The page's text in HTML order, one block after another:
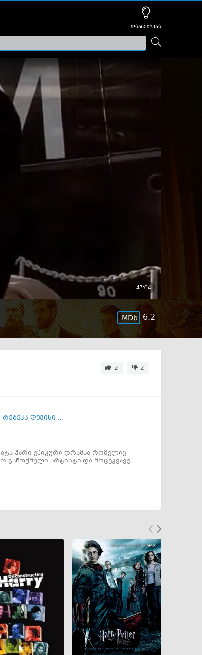
დაბნელება
6.2
2
2
, რებეკა დევისი ...
ჰარი ეპიკური დრამაა რომელიც
განთქმული არტისტი და მოცეკვავე